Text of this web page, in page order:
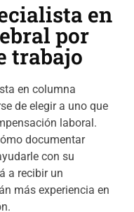
en
por
trabajo
en columna
de elegir a uno que
laboral.
documentar
con su
a recibir un
más experiencia en